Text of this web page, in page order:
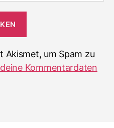
Akismet, um Spam zu
Kommentardaten